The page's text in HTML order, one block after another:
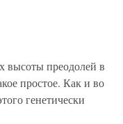
высоты преодолей в
простое. Как и во
генетически